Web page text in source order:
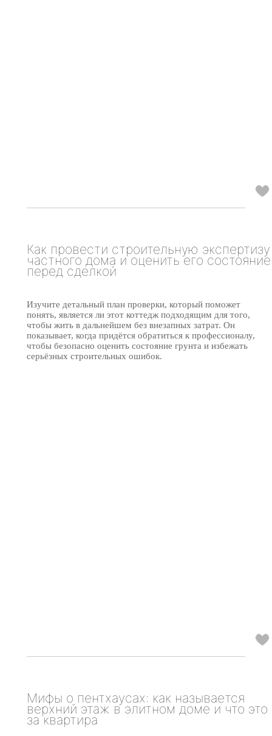
Как провести строительную экспертизу
частного дома и оценить его состояние
перед сделкой
Изучите детальный план проверки, который поможет
понять, является ли этот коттедж подходящим для того,
чтобы жить в дальнейшем без внезапных затрат. Он
показывает, когда придётся обратиться к профессионалу,
чтобы безопасно оценить состояние грунта и избежать
серьёзных строительных ошибок.
Мифы о пентхаусах: как называется
верхний этаж в элитном доме и что это
за квартира